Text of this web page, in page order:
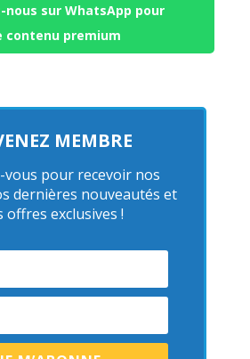
nous sur WhatsApp pour
contenu premium
MEMBRE
vous pour recevoir nos
dernières nouveautés et
offres exclusives !